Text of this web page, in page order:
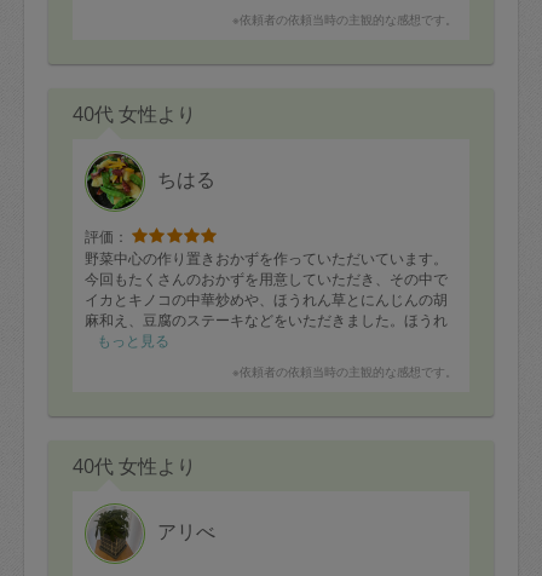
※依頼者の依頼当時の主観的な感想です。
40代 女性より
ちはる
評価：
野菜中心の作り置きおかずを作っていただいています。
今回もたくさんのおかずを用意していただき、その中で
イカとキノコの中華炒めや、ほうれん草とにんじんの胡
麻和え、豆腐のステーキなどをいただきました。ほうれ
ん草とにんじんの胡麻和えは、やさしい味付けでとても
それぞれの持ち味が生かされていて美味しくいただきま
毎回バランスよくさまざまなおかずを作っていただける
もっと見る
※依頼者の依頼当時の主観的な感想です。
40代 女性より
アリべ